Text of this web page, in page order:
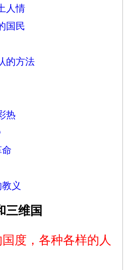
人情
国民
的方法
热
义
三维国
度，各种各样的人